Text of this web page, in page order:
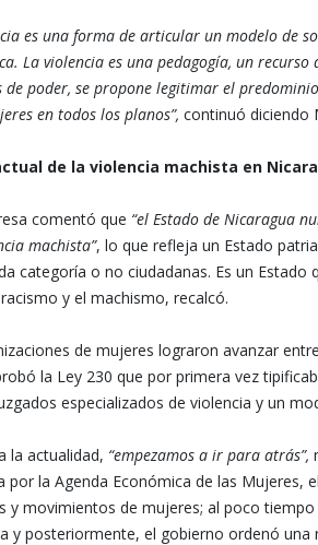
es una forma de articular un modelo de
La violencia es una pedagogía, un
de poder, se propone legitimar el
en todos los planos”, continuó diciendo
de la violencia machista en
comentó que “el Estado de Nicaragua
machista”, lo que refleja un Estado
categoría o no ciudadanas. Es un
y el machismo, recalcó.
de mujeres lograron avanzar
la Ley 230 que por primera vez
especializados de violencia y un
la actualidad, “empezamos a ir para atrás”,
por la Agenda Económica de las Mujeres,
y movimientos de mujeres; al poco
y posteriormente, el gobierno ordenó una